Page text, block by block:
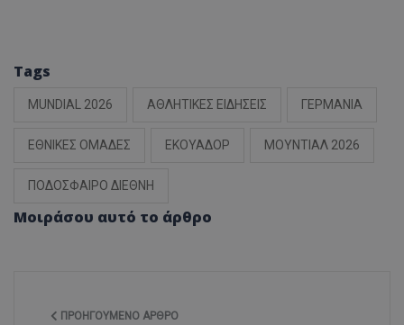
Tags
MUNDIAL 2026 ΑΘΛΗΤΙΚΕΣ ΕΙΔΗΣΕΙΣ ΓΕΡΜΑΝΙΑ
ΕΘΝΙΚΕΣ ΟΜΑΔΕΣ ΕΚΟΥΑΔΟΡ ΜΟΥΝΤΙΑΛ 2026
ΠΟΔΟΣΦΑΙΡΟ ΔΙΕΘΝΗ
Μοιράσου αυτό το άρθρο
ΠΡΟΗΓΟΎΜΕΝΟ ΆΡΘΡΟ